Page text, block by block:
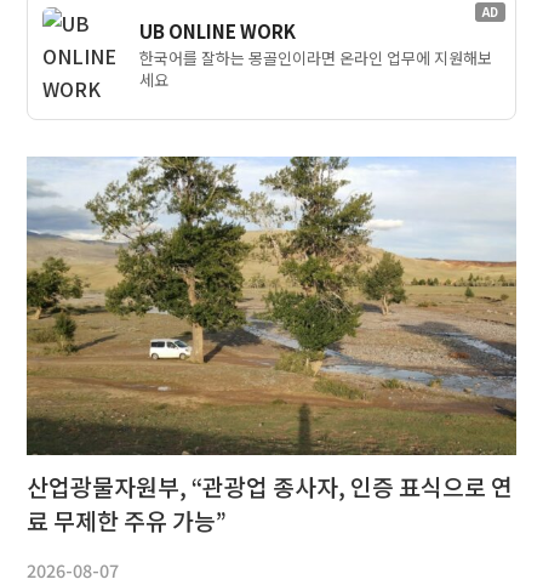
AD
UB ONLINE WORK
한국어를 잘하는 몽골인이라면 온라인 업무에 지원해보
세요
산업광물자원부, “관광업 종사자, 인증 표식으로 연
료 무제한 주유 가능”
2026-08-07